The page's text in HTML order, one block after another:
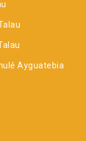
Ayguatebia